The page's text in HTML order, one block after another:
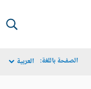
الصفحة باللغة: العربية